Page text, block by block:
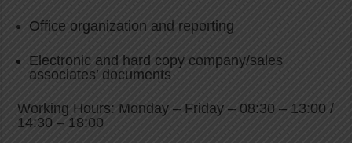
Office organization and reporting
Electronic and hard copy company/sales
associates’ documents
Working Hours: Monday – Friday – 08:30 – 13:00 /
14:30 – 18:00